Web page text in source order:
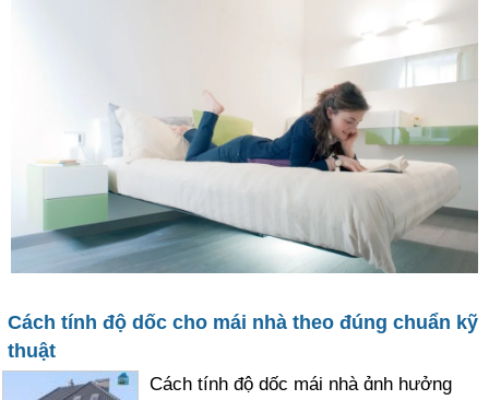
Cách tính độ dốc cho mái nhà theo đúng chuẩn kỹ
thuật
Ϲách tính độ dốc mái nhà ɑ̉nh hưởng